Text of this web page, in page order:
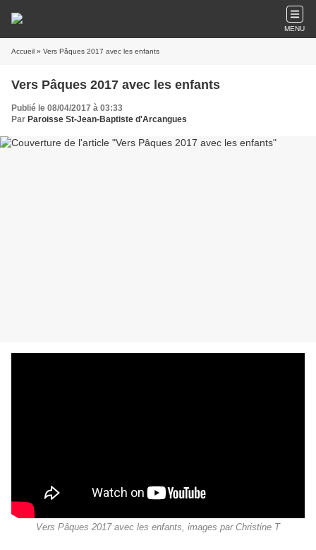
MENU
Accueil » Vers Pâques 2017 avec les enfants
Vers Pâques 2017 avec les enfants
Publié le 08/04/2017 à 03:33
Par Paroisse St-Jean-Baptiste d'Arcangues
Vers Pâques 2017 avec les enfants, images par Christine T